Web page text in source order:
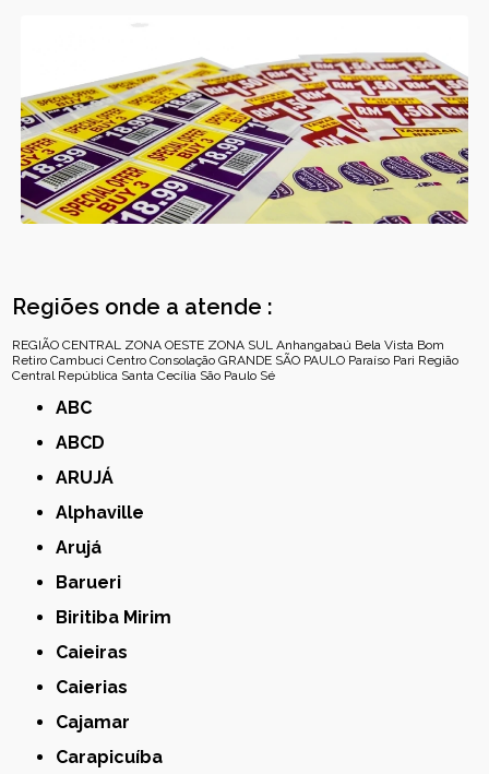
Regiões onde a atende :
REGIÃO CENTRAL ZONA OESTE ZONA SUL Anhangabaú Bela Vista Bom
Retiro Cambuci Centro Consolação GRANDE SÃO PAULO Paraíso Pari Região
Central República Santa Cecília São Paulo Sé
ABC
ABCD
ARUJÁ
Alphaville
Arujá
Barueri
Biritiba Mirim
Caieiras
Caierias
Cajamar
Carapicuíba